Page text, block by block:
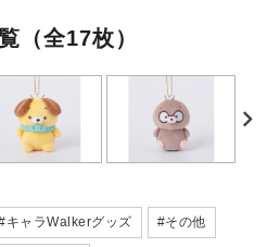
（全17枚）
キャラWalkerグッズ #その他